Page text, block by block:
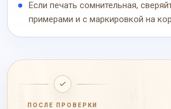
Если печать сомнительная,
примерами и с маркировкой на
ПОСЛЕ ПРОВЕРКИ